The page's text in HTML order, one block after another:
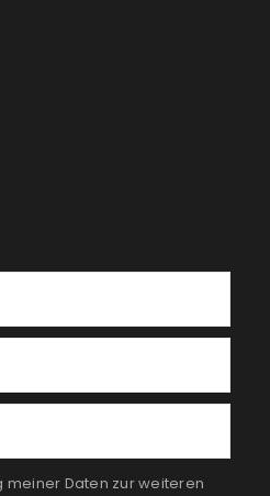
Daten zur weiteren